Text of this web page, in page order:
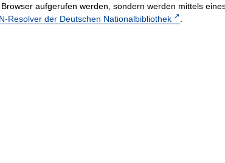
aufgerufen werden, sondern werden mittels
Resolver der Deutschen Nationalbibliothek .